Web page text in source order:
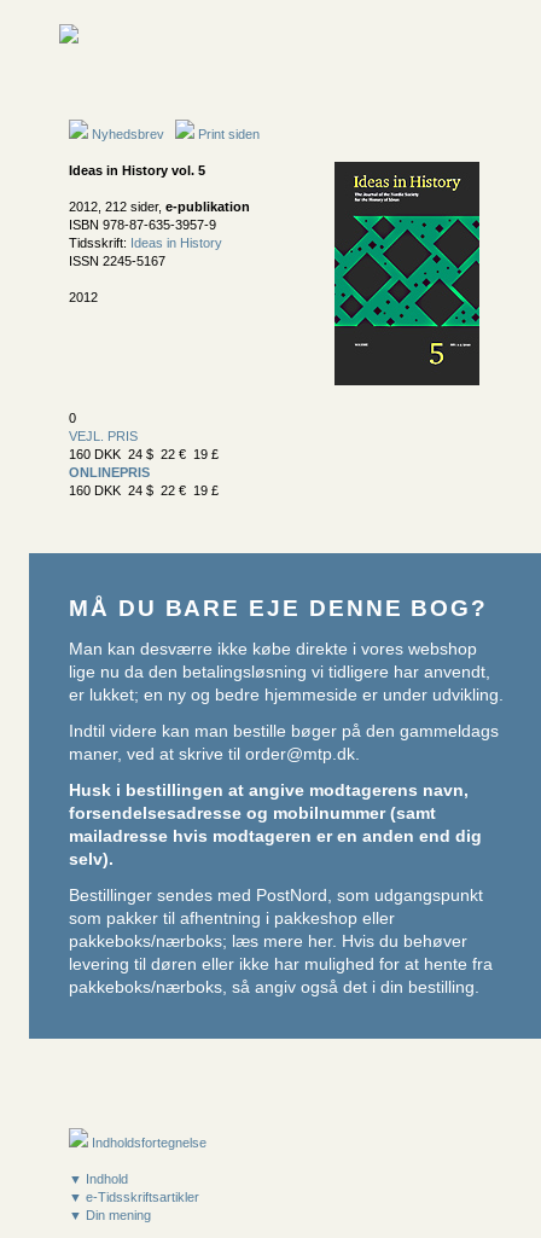
Nyhedsbrev Print siden
Ideas in History vol. 5
2012, 212 sider, e-publikation
ISBN 978-87-635-3957-9
Tidsskrift: Ideas in History
ISSN 2245-5167
2012
0
VEJL. PRIS
160 DKK 24 $ 22 € 19 £
ONLINEPRIS
160 DKK 24 $ 22 € 19 £
MÅ DU BARE EJE DENNE BOG?
Man kan desværre ikke købe direkte i vores webshop
lige nu da den betalingsløsning vi tidligere har anvendt,
er lukket; en ny og bedre hjemmeside er under udvikling.
Indtil videre kan man bestille bøger på den gammeldags
maner, ved at skrive til order@mtp.dk.
Husk i bestillingen at angive modtagerens navn,
forsendelsesadresse og mobilnummer (samt
mailadresse hvis modtageren er en anden end dig
selv).
Bestillinger sendes med PostNord, som udgangspunkt
som pakker til afhentning i pakkeshop eller
pakkeboks/nærboks; læs mere her. Hvis du behøver
levering til døren eller ikke har mulighed for at hente fra
pakkeboks/nærboks, så angiv også det i din bestilling.
Indholdsfortegnelse
▼ Indhold
▼ e-Tidsskriftsartikler
▼ Din mening